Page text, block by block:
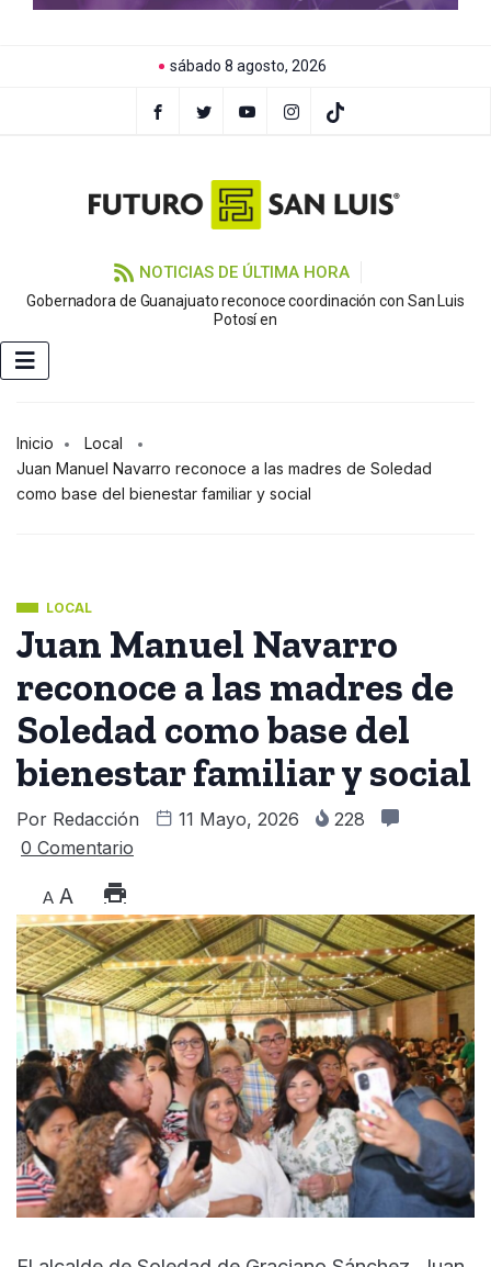
sábado 8 agosto, 2026
NOTICIAS DE ÚLTIMA HORA
Gobernadora de Guanajuato reconoce coordinación con San Luis
Potosí en
Inicio
Local
Juan Manuel Navarro reconoce a las madres de Soledad
como base del bienestar familiar y social
LOCAL
Juan Manuel Navarro
reconoce a las madres de
Soledad como base del
bienestar familiar y social
Por Redacción 11 Mayo, 2026
228
0 Comentario
A A